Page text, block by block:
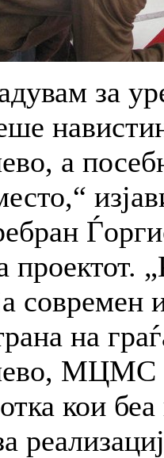
за
а
проектот.
современ
на
МЦМС и
кои